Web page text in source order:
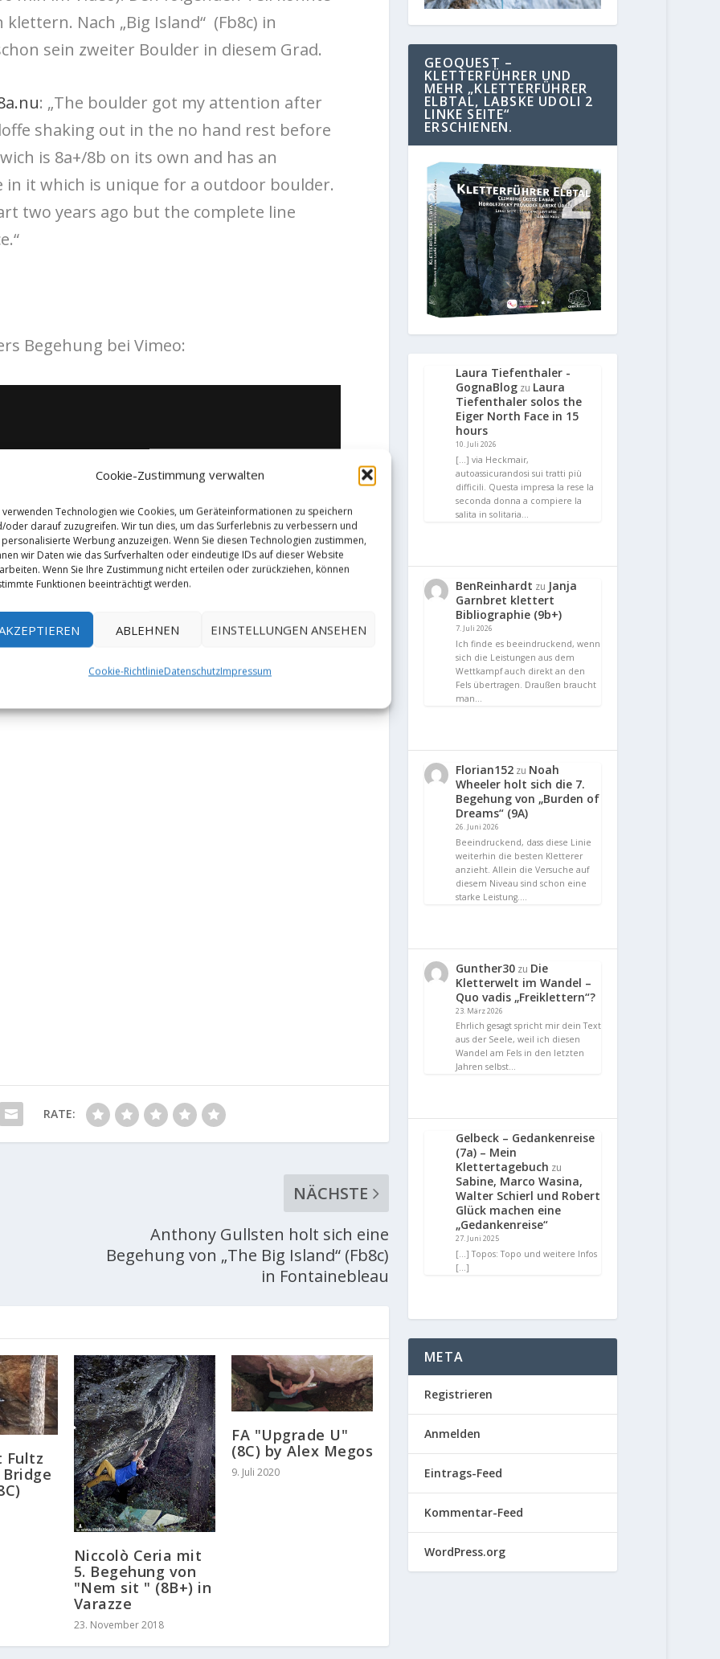
Cookie-Zustimmung verwalten
verwenden Technologien wie Cookies, um Geräteinformationen zu speichern
oder darauf zuzugreifen. Wir tun dies, um das Surferlebnis zu verbessern und
Werbung anzuzeigen. Wenn Sie diesen Technologien zustimmen,
wir Daten wie das Surfverhalten oder eindeutige IDs auf dieser Website
Wenn Sie Ihre Zustimmung nicht erteilen oder zurückziehen, können
Funktionen beeinträchtigt werden.
ABLEHNEN EINSTELLUNGEN ANSEHEN
Cookie-RichtlinieDatenschutzImpressum
Nach „Big Island“ (Fb8c) in
sein zweiter Boulder in diesem Grad.
: „The boulder got my attention after
shaking out in the no hand rest before
is 8a+/8b on its own and has an
in it which is unique for a outdoor boulder.
two years ago but the complete line
Begehung bei Vimeo:
RATE:
NÄCHSTE
Anthony Gullsten holt sich eine
Begehung von „The Big Island“ (Fb8c)
in Fontainebleau
Fultz
Niccolò Ceria mit
5. Begehung von
"Nem sit " (8B+) in
Varazze
23. November 2018
FA "Upgrade U"
(8C) by Alex Megos
9. Juli 2020
GEOQUEST –
KLETTERFÜHRER UND
MEHR „KLETTERFÜHRER
ELBTAL, LABSKE UDOLI 2
LINKE SEITE“
ERSCHIENEN.
Laura Tiefenthaler -
GognaBlog zu Laura
Tiefenthaler solos the
Eiger North Face in 15
hours
10. Juli 2026
[…] via Heckmair,
autoassicurandosi sui tratti più
difficili. Questa impresa la rese la
seconda donna a compiere la
salita in solitaria…
BenReinhardt zu Janja
Garnbret klettert
Bibliographie (9b+)
7. Juli 2026
Ich finde es beeindruckend, wenn
sich die Leistungen aus dem
Wettkampf auch direkt an den
Fels übertragen. Draußen braucht
man…
Florian152 zu Noah
Wheeler holt sich die 7.
Begehung von „Burden of
Dreams“ (9A)
26. Juni 2026
Beeindruckend, dass diese Linie
weiterhin die besten Kletterer
anzieht. Allein die Versuche auf
diesem Niveau sind schon eine
starke Leistung.…
Gunther30 zu Die
Kletterwelt im Wandel –
Quo vadis „Freiklettern“?
23. März 2026
Ehrlich gesagt spricht mir dein Text
aus der Seele, weil ich diesen
Wandel am Fels in den letzten
Jahren selbst…
Gelbeck – Gedankenreise
(7a) – Mein
Klettertagebuch zu
Sabine, Marco Wasina,
Walter Schierl und Robert
Glück machen eine
„Gedankenreise“
27. Juni 2025
[…] Topos: Topo und weitere Infos
[…]
META
Registrieren
Anmelden
Eintrags-Feed
Kommentar-Feed
WordPress.org